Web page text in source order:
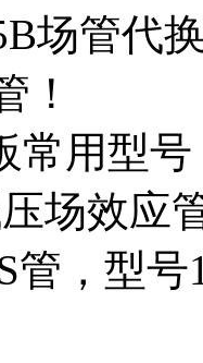
场管代
！
常用型
场效应
管，型